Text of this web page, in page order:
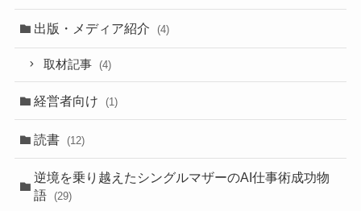
出版・メディア紹介 (4)
取材記事 (4)
経営者向け (1)
読書 (12)
逆境を乗り越えたシングルマザーのAI仕事術成功物
語
(29)